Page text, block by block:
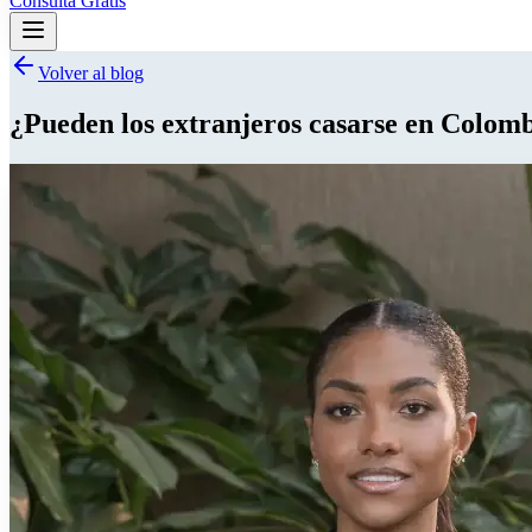
Volver al blog
¿Pueden los extranjeros casarse en